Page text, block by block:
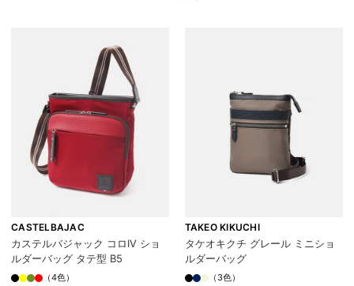
CASTELBAJAC
カステルバジャック コロIV ショ
ルダーバッグ タテ型 B5
（4色）
TAKEO KIKUCHI
タケオキクチ グレール ミニショ
ルダーバッグ
（3色）